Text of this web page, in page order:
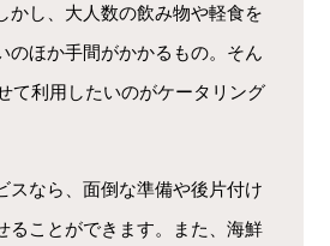
かし、大人数の飲み物や軽食を
のほか手間がかかるもの。そん
て利用したいのがケータリング
スなら、面倒な準備や後片付け
ることができます。また、海鮮